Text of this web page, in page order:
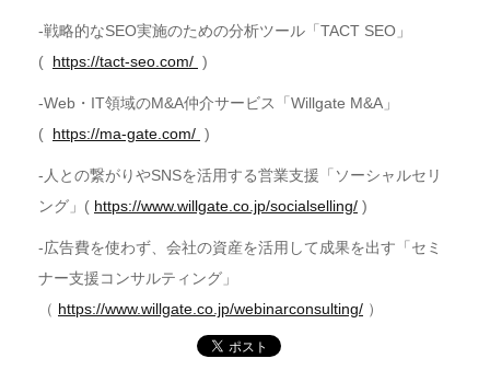
-戦略的なSEO実施のための分析ツール「TACT SEO」
( https://tact-seo.com/ )
-Web・IT領域のM&A仲介サービス「Willgate M&A」
( https://ma-gate.com/ )
-人との繋がりやSNSを活用する営業支援「ソーシャルセリ
ング」( https://www.willgate.co.jp/socialselling/ )
-広告費を使わず、会社の資産を活用して成果を出す「セミ
ナー支援コンサルティング」
（ https://www.willgate.co.jp/webinarconsulting/ ）